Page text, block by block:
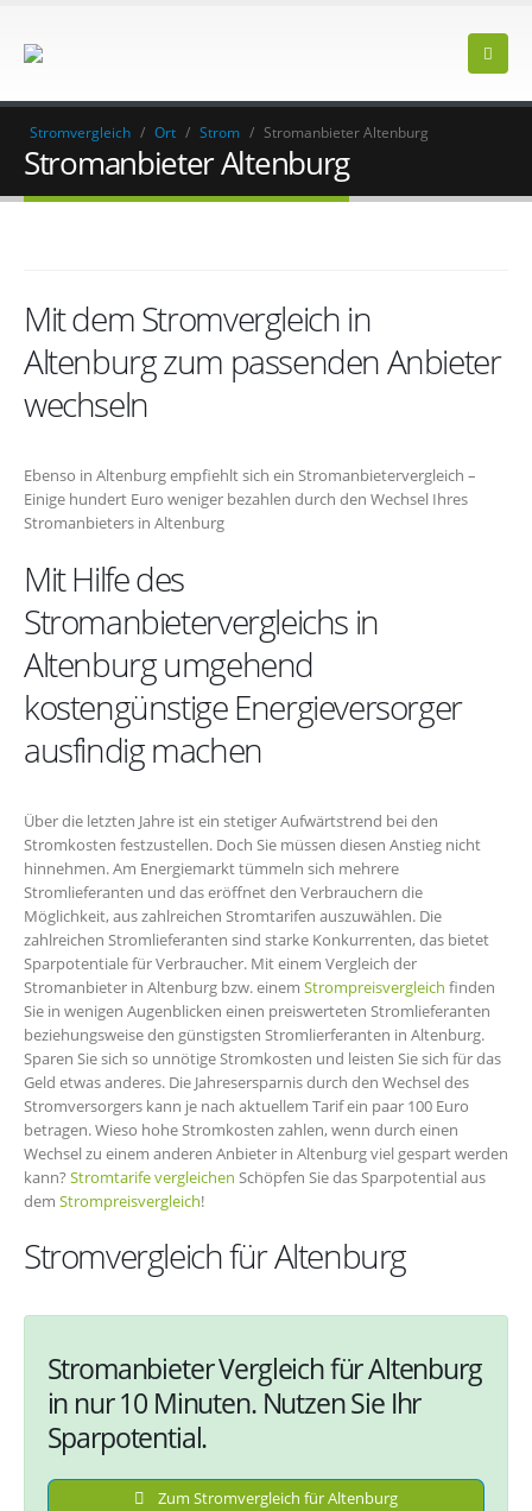
Stromvergleich / Ort / Strom / Stromanbieter Altenburg
Stromanbieter Altenburg
Mit dem Stromvergleich in
Altenburg zum passenden Anbieter
wechseln
Ebenso in Altenburg empfiehlt sich ein Stromanbietervergleich –
Einige hundert Euro weniger bezahlen durch den Wechsel Ihres
Stromanbieters in Altenburg
Mit Hilfe des
Stromanbietervergleichs in
Altenburg umgehend
kostengünstige Energieversorger
ausfindig machen
Über die letzten Jahre ist ein stetiger Aufwärtstrend bei den
Stromkosten festzustellen. Doch Sie müssen diesen Anstieg nicht
hinnehmen. Am Energiemarkt tümmeln sich mehrere
Stromlieferanten und das eröffnet den Verbrauchern die
Möglichkeit, aus zahlreichen Stromtarifen auszuwählen. Die
zahlreichen Stromlieferanten sind starke Konkurrenten, das bietet
Sparpotentiale für Verbraucher. Mit einem Vergleich der
Stromanbieter in Altenburg bzw. einem Strompreisvergleich finden
Sie in wenigen Augenblicken einen preiswerteten Stromlieferanten
beziehungsweise den günstigsten Stromlierferanten in Altenburg.
Sparen Sie sich so unnötige Stromkosten und leisten Sie sich für das
Geld etwas anderes. Die Jahresersparnis durch den Wechsel des
Stromversorgers kann je nach aktuellem Tarif ein paar 100 Euro
betragen. Wieso hohe Stromkosten zahlen, wenn durch einen
Wechsel zu einem anderen Anbieter in Altenburg viel gespart werden
kann? Stromtarife vergleichen Schöpfen Sie das Sparpotential aus
dem Strompreisvergleich!
Stromvergleich für Altenburg
Stromanbieter Vergleich für Altenburg
in nur 10 Minuten. Nutzen Sie Ihr
Sparpotential.
Zum Stromvergleich für Altenburg